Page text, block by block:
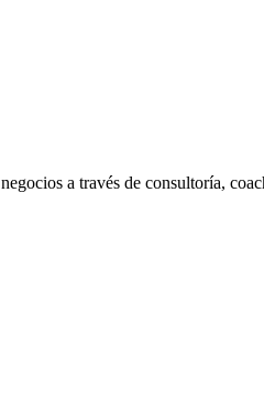
a través de consultoría,